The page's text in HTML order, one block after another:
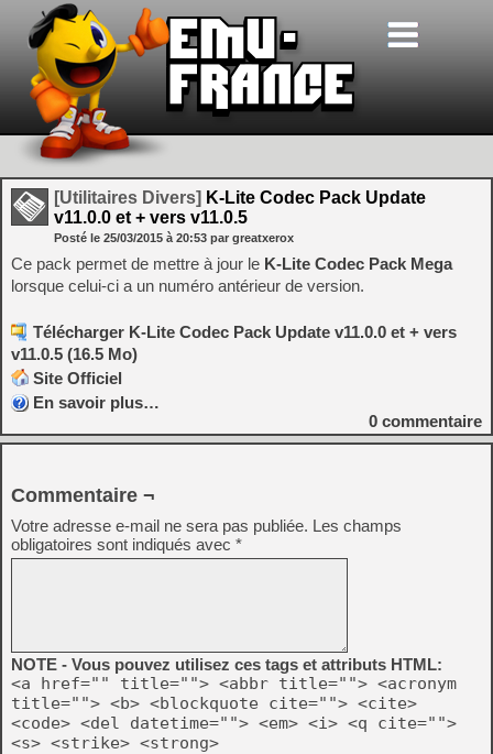
[Utilitaires Divers] K-Lite Codec Pack Update
v11.0.0 et + vers v11.0.5
Posté le 25/03/2015 à 20:53 par greatxerox
Ce pack permet de mettre à jour le K-Lite Codec Pack Mega
lorsque celui-ci a un numéro antérieur de version.
Télécharger K-Lite Codec Pack Update v11.0.0 et + vers
v11.0.5 (16.5 Mo)
Site Officiel
En savoir plus…
0 commentaire
Commentaire ¬
Votre adresse e-mail ne sera pas publiée. Les champs
obligatoires sont indiqués avec *
NOTE - Vous pouvez utilisez ces tags et attributs HTML:
<a href="" title=""> <abbr title=""> <acronym
title=""> <b> <blockquote cite=""> <cite>
<code> <del datetime=""> <em> <i> <q cite="">
<s> <strike> <strong>